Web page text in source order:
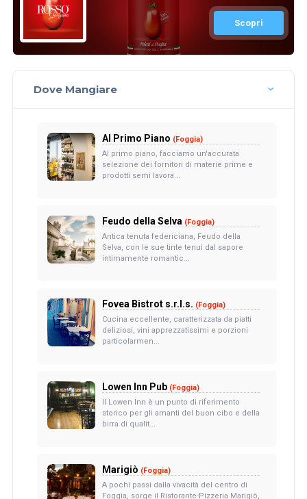
Scopri
Dove Mangiare
Al Primo Piano (Foggia)
Al primo piano, facciamo un'accurata
selezione dei fornitori di materie prime e
prodotti semi lavora...
Feudo della Selva (Foggia)
Antica tenuta federiciana, Feudo della
Selva, con le sue tinte tenui dal sapore
intimamente romantic...
Fovea Bistrot s.r.l.s. (Foggia)
Cucina eccellente, caratterizzata da piatti
deliziosi, vini apprezzatissimi e porzioni
particolarmen...
Lowen Inn Pub (Foggia)
Il Lowen Inn è un punto di riferimento
storico per gli amanti del buon cibo e della
birra di qualit...
Marigiò (Foggia)
A pochi passi dalla vivacità del centro di
Foggia, sorge il Ristorante-Pizzeria Marigiò,